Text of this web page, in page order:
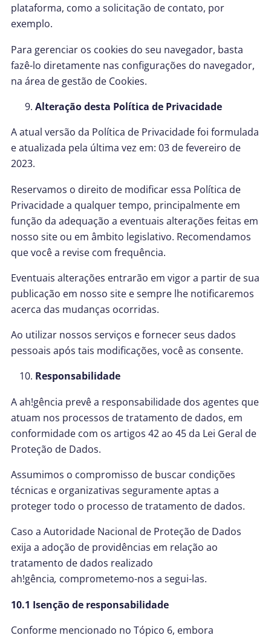
plataforma, como a solicitação de contato, por
exemplo.
Para gerenciar os cookies do seu navegador, basta
fazê-lo diretamente nas configurações do navegador,
na área de gestão de Cookies.
Alteração desta Política de Privacidade
A atual versão da Política de Privacidade foi formulada
e atualizada pela última vez em: 03 de fevereiro de
2023.
Reservamos o direito de modificar essa Política de
Privacidade a qualquer tempo, principalmente em
função da adequação a eventuais alterações feitas em
nosso site ou em âmbito legislativo. Recomendamos
que você a revise com frequência.
Eventuais alterações entrarão em vigor a partir de sua
publicação em nosso site e sempre lhe notificaremos
acerca das mudanças ocorridas.
Ao utilizar nossos serviços e fornecer seus dados
pessoais após tais modificações, você as consente.
Responsabilidade
A ah!gência prevê a responsabilidade dos agentes que
atuam nos processos de tratamento de dados, em
conformidade com os artigos 42 ao 45 da Lei Geral de
Proteção de Dados.
Assumimos o compromisso de buscar condições
técnicas e organizativas seguramente aptas a
proteger todo o processo de tratamento de dados.
Caso a Autoridade Nacional de Proteção de Dados
exija a adoção de providências em relação ao
tratamento de dados realizado
ah!gência, comprometemo-nos a segui-las.
10.1 Isenção de responsabilidade
Conforme mencionado no Tópico 6, embora